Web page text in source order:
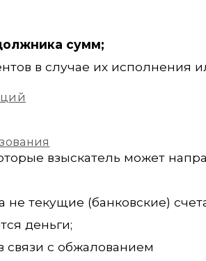
сумм;
в случае их исполнения
взыскатель может
не текущие (банковские)
деньги;
связи с обжалованием